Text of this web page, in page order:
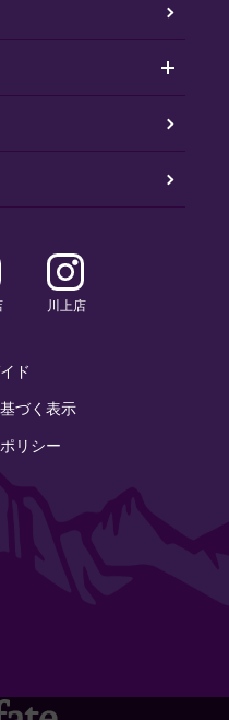
川上店
ド
づく表示
リシー